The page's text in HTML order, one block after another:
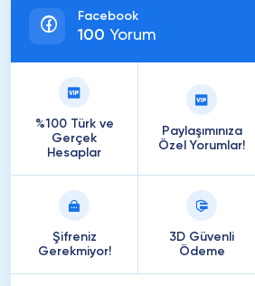
Facebook
100 Yorum
%100 Türk ve
Gerçek
Hesaplar
Paylaşımınıza
Özel Yorumlar!
Şifreniz
Gerekmiyor!
3D Güvenli
Ödeme